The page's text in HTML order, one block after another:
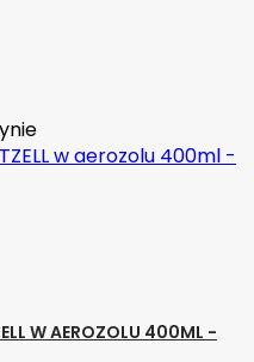
W AEROZOLU 400ML -